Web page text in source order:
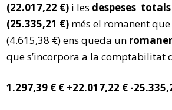
(22.017,22 €) i les despeses
(25.335,21 €) més el romanent
(4.615,38 €) ens queda un
que s’incorpora a la comptabilitat
1.297,39 € € +22.017,22 € -